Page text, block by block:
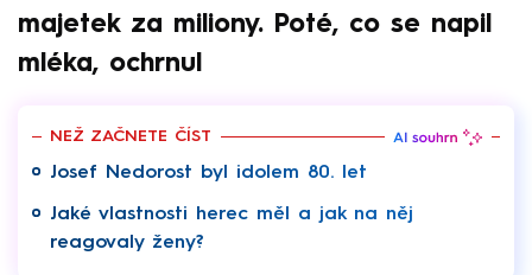
majetek za miliony. Poté, co se napil
mléka, ochrnul
NEŽ ZAČNETE ČÍST
Josef Nedorost byl idolem 80. let
Jaké vlastnosti herec měl a jak na něj
reagovaly ženy?